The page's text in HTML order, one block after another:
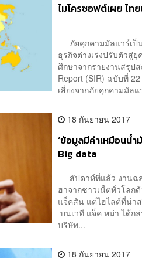
ไมโครซอฟต์เผย ไท
ภัยคุกคามมัลแวร์เป็
ธุรกิจต่างเร่งปรับตัวสู่
ศึกษาจากรายงานสรุป
Report (SIR) ฉบับที่
เสี่ยงจากภัยคุกคามมัล
18 กันยายน 2017
‘ข้อมูลมีค่าเหมือนน้
Big data
สัปดาห์ที่แล้ว งานฉล
ฮาจากชาวเน็ตทั่วโลก
แจ็คสัน แต่ไฮไลต์ที่น่า
บนเวที แจ็ค หม่า ได้ก
บริษัท...
18 กันยายน 2017